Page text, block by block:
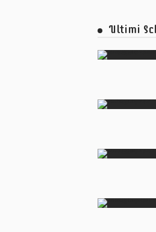
Ultimi